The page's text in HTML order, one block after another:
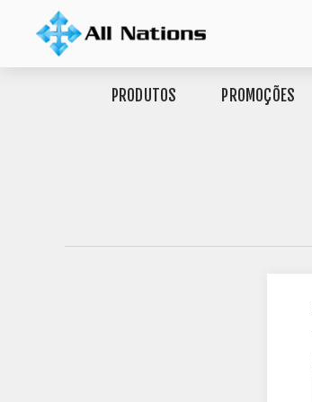
PRODUTOS PROMOÇÕES